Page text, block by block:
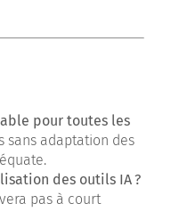
pour toutes les
sans adaptation des
des outils IA?
pas à court